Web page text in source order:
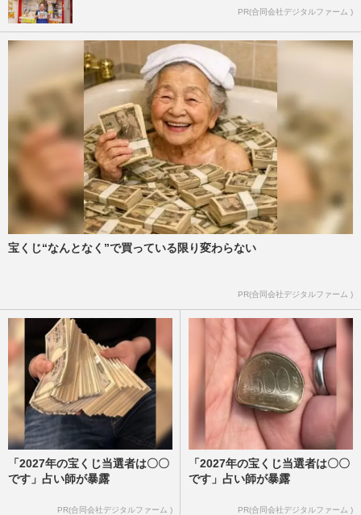
PR(合同会社デジタルファーム )
宝くじ“なんとなく”で買っている限り変わらない
PR(合同会社デジタルファーム )
「2027年の宝くじ当選者は〇〇
です」占い師が暴露
PR(合同会社デジタルファーム )
「2027年の宝くじ当選者は〇〇
です」占い師が暴露
PR(合同会社デジタルファーム )